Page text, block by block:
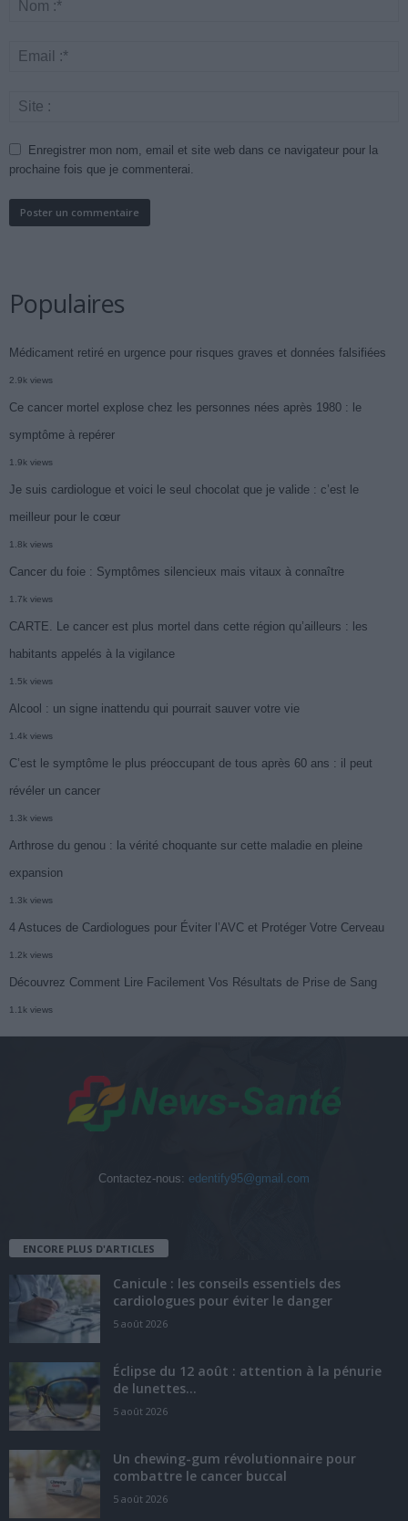
Enregistrer mon nom, email et site web dans ce navigateur pour la
prochaine fois que je commenterai.
Populaires
Médicament retiré en urgence pour risques graves et données falsifiées
2.9k views
Ce cancer mortel explose chez les personnes nées après 1980 : le
symptôme à repérer
1.9k views
Je suis cardiologue et voici le seul chocolat que je valide : c’est le
meilleur pour le cœur
1.8k views
Cancer du foie : Symptômes silencieux mais vitaux à connaître
1.7k views
CARTE. Le cancer est plus mortel dans cette région qu’ailleurs : les
habitants appelés à la vigilance
1.5k views
Alcool : un signe inattendu qui pourrait sauver votre vie
1.4k views
C’est le symptôme le plus préoccupant de tous après 60 ans : il peut
révéler un cancer
1.3k views
Arthrose du genou : la vérité choquante sur cette maladie en pleine
expansion
1.3k views
4 Astuces de Cardiologues pour Éviter l’AVC et Protéger Votre Cerveau
1.2k views
Découvrez Comment Lire Facilement Vos Résultats de Prise de Sang
1.1k views
Contactez-nous: edentify95@gmail.com
ENCORE PLUS D'ARTICLES
Canicule : les conseils essentiels des
cardiologues pour éviter le danger
5 août 2026
Éclipse du 12 août : attention à la pénurie
de lunettes...
5 août 2026
Un chewing-gum révolutionnaire pour
combattre le cancer buccal
5 août 2026